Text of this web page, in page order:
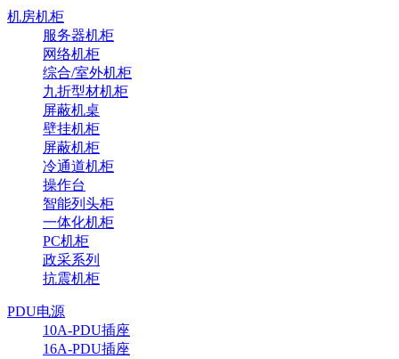
机房机柜
服务器机柜
网络机柜
综合/室外机柜
九折型材机柜
屏蔽机桌
壁挂机柜
屏蔽机柜
冷通道机柜
操作台
智能列头柜
一体化机柜
PC机柜
政采系列
抗震机柜
PDU电源
10A-PDU插座
16A-PDU插座